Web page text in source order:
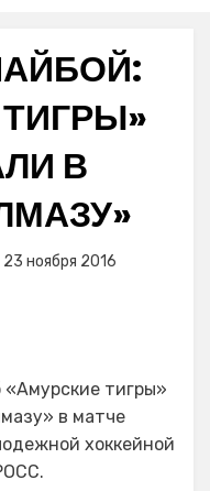
В
23 ноября 2016
«Амурские тигры»
в матче
хоккейной